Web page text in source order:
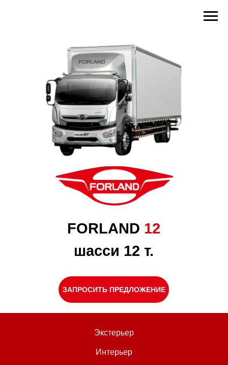
FORLAND 12
шасси 12 т.
ЗАПРОСИТЬ ПРЕДЛОЖЕНИЕ
Экстерьер
Интерьер